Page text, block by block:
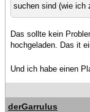
suchen sind (wie ich
Das sollte kein
hochgeladen. Das it
Und ich habe einen
derGarrulus